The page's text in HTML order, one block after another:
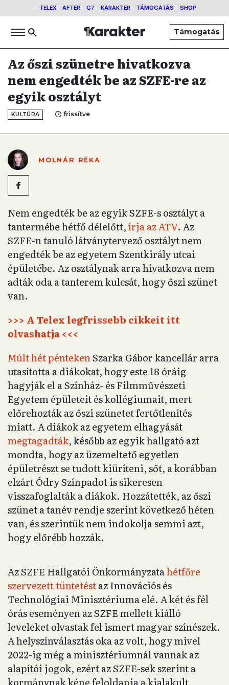
TELEX AFTER G7 KARAKTER TÁMOGATÁS SHOP
Támogatás
Az őszi szünetre hivatkozva
nem engedték be az SZFE-re az
egyik osztályt
KULTÚRA frissítve
MOLNÁR RÉKA
Nem engedték be az egyik SZFE-s osztályt a
tantermébe hétfő délelőtt,írja az ATV. Az
SZFE-n tanuló látványtervező osztályt nem
engedték be az egyetem Szentkirály utcai
épületébe. Az osztálynak arra hivatkozva nem
adták oda a tanterem kulcsát, hogy őszi szünet
van.
>>> A Telex legfrissebb cikkeit itt
olvashatja <<<
Múlt hét péntekenSzarka Gábor kancellár arra
utasította a diákokat, hogy este 18 óráig
hagyják el a Színház- és Filmművészeti
Egyetem épületeit és kollégiumait, mert
előrehozták az őszi szünetet fertőtlenítés
miatt. A diákok az egyetem elhagyását
megtagadták, később az egyik hallgató azt
mondta, hogy az üzemeltető egyetlen
épületrészt se tudott kiüríteni, sőt, a korábban
elzárt Ódry Színpadot is sikeresen
visszafoglalták a diákok. Hozzátették, az őszi
szünet a tanév rendje szerint következő héten
van, és szerintük nem indokolja semmi azt,
hogy előrébb hozzák.
Az SZFE Hallgatói Önkormányzatahétfőre
szervezett tüntetéstaz Innovációs és
Technológiai Minisztériuma elé. A két és fél
órás eseményen az SZFE mellett kiálló
leveleket olvastak fel ismert magyar színészek.
A helyszínválasztás oka az volt, hogy mivel
2022-ig még a minisztériumnál vannak az
alapítói jogok, ezért az SZFE-sek szerint a
kormánynak kéne feloldania a kialakult